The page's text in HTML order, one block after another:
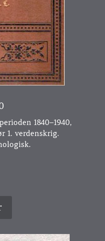
1840–1940,
1. verdenskrig.